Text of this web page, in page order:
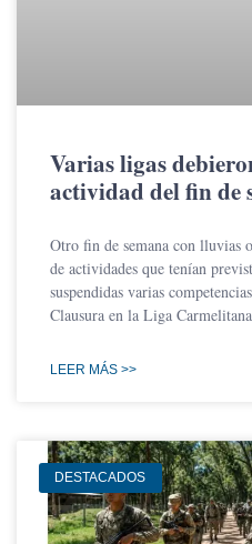
Varias ligas
actividad del fin de
Otro fin de semana con lluvias
de actividades que tenían
suspendidas varias
Clausura en la Liga
LEER MÁS >>
DESTACADOS